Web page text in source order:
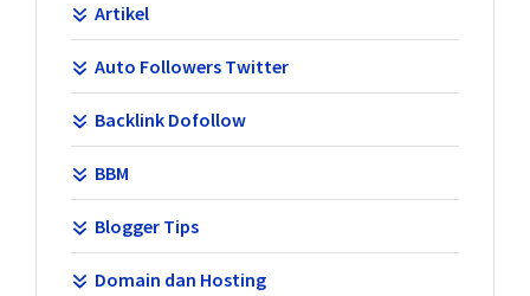
Artikel
Auto Followers Twitter
Backlink Dofollow
BBM
Blogger Tips
Domain dan Hosting